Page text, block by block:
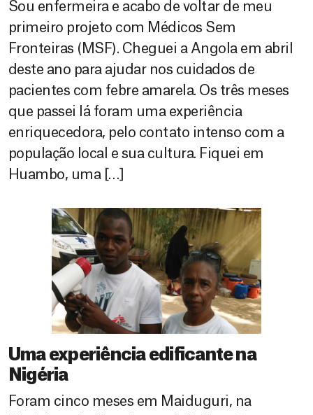
Sou enfermeira e acabo de voltar de meu
primeiro projeto com Médicos Sem
Fronteiras (MSF). Cheguei a Angola em abril
deste ano para ajudar nos cuidados de
pacientes com febre amarela. Os três meses
que passei lá foram uma experiência
enriquecedora, pelo contato intenso com a
população local e sua cultura. Fiquei em
Huambo, uma […]
Uma experiência edificante na
Nigéria
Foram cinco meses em Maiduguri, na